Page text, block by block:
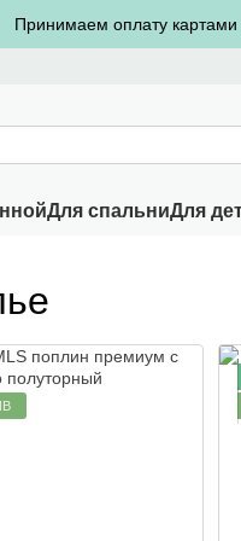
Принимаем оплату
Для спальниДля